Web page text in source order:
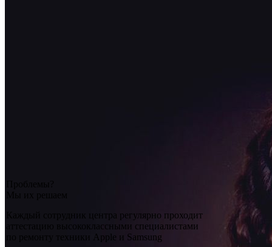
Каждый сотрудник центра регулярно проходит
аттестацию высококлассными специалистами
по ремонту техники Apple и Samsung